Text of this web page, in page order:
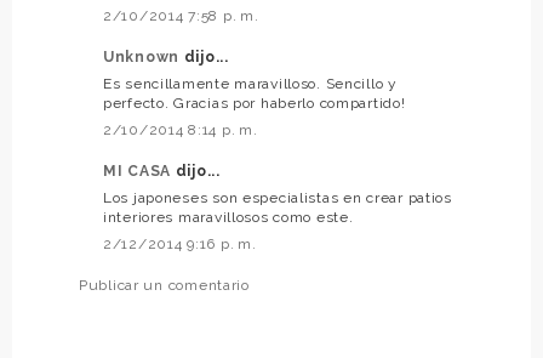
2/10/2014 7:58 p. m.
Unknown dijo...
Es sencillamente maravilloso. Sencillo y
perfecto. Gracias por haberlo compartido!
2/10/2014 8:14 p. m.
MI CASA dijo...
Los japoneses son especialistas en crear patios
interiores maravillosos como este.
2/12/2014 9:16 p. m.
Publicar un comentario